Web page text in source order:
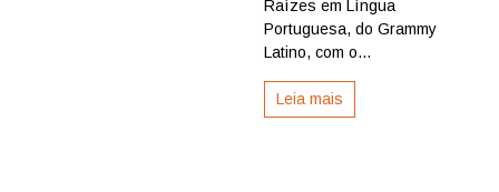
Raízes em Língua
Portuguesa, do Grammy
Latino, com o...
Leia mais